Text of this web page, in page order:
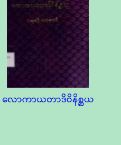
လောကာယတာဒိဝိနိစ္ဆယ